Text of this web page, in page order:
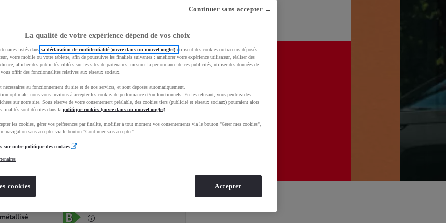
Services Concession
Occasions
La qualité de votre expérience dépend de vos choix
listés dans sa déclaration de confidentialité (ouvre dans un nouvel onglet) utilisent des cookies ou traceurs déposés
votre mobile ou votre tablette, afin de poursuivre les finalités suivantes : améliorer votre expérience utilisateur, réaliser des
afficher des publicités ciblées sur les sites de partenaires, mesurer la performance de ces publicités, utiliser des données de
offrir des fonctionnalités relatives aux réseaux sociaux.
nécessaires au fonctionnement du site et de nos services, et sont déposés automatiquement.
optimale, nous vous invitons à accepter les cookies de performance et/ou fonctionnels. En les refusant, vous perdriez des
sur notre site. Sous réserve de votre consentement préalable, des cookies tiers (publicité et réseaux sociaux) pourraient alors
finalités sont décrites dans la politique cookies (ouvre dans un nouvel onglet)
les cookies, gérer vos préférences par finalité, modifier à tout moment vos consentements via le bouton "Gérer mes cookies",
navigation sans accepter via le bouton "Continuer sans accepter".
sur notre politique des cookies
cookies
Continuer sans accepter →
Accepter